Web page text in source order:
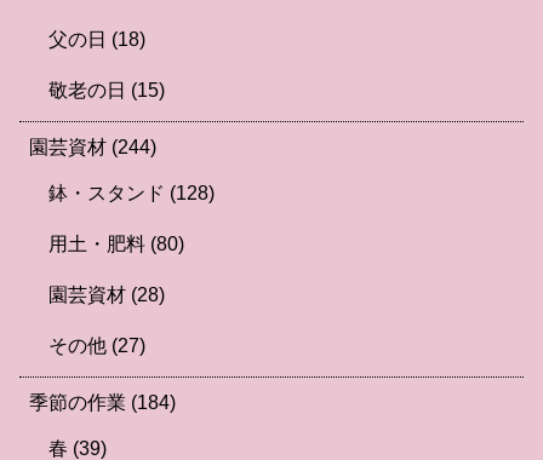
父の日 (18)
敬老の日 (15)
園芸資材 (244)
鉢・スタンド (128)
用土・肥料 (80)
園芸資材 (28)
その他 (27)
季節の作業 (184)
春 (39)